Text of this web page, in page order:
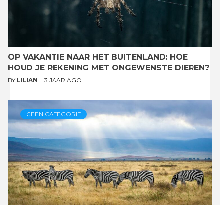
OP VAKANTIE NAAR HET BUITENLAND: HOE
HOUD JE REKENING MET ONGEWENSTE DIEREN?
BY LILIAN 3 JAAR AGO
GEEN CATEGORIE